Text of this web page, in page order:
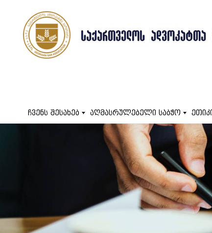
ᲡᲐᲥᲐᲠᲗᲕᲔᲚᲝᲡ ᲐᲓᲕᲝᲙᲐᲢᲗᲐ
ჩვენს შესახებ აღმასრულებელი საბჭო